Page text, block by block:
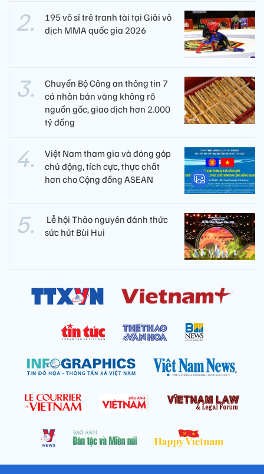
195 võ sĩ trẻ tranh tài tại Giải vô
địch MMA quốc gia 2026
Chuyển Bộ Công an thông tin 7
cá nhân bán vàng không rõ
nguồn gốc, giao dịch hơn 2.000
tỷ đồng
Việt Nam tham gia và đóng góp
chủ động, tích cực, thực chất
hơn cho Cộng đồng ASEAN
​ Lễ hội Thảo nguyên đánh thức
sức hút Bùi Hui